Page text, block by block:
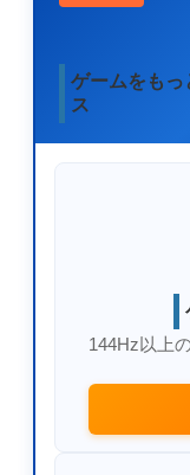
ゲームをもっ
ス
144Hz以上